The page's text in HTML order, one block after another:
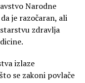
Narodne
je razočaran, ali
zdravlja
izlaze
se zakoni povlače